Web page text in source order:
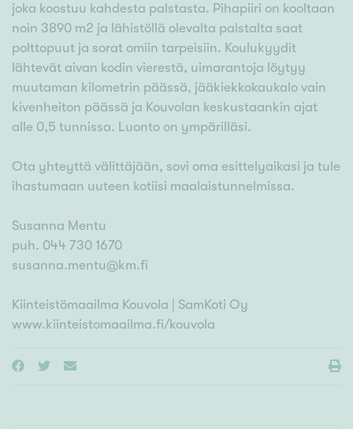
joka koostuu kahdesta palstasta. Pihapiiri on kooltaan
noin 3890 m2 ja lähistöllä olevalta palstalta saat
polttopuut ja sorat omiin tarpeisiin. Koulukyydit
lähtevät aivan kodin vierestä, uimarantoja löytyy
muutaman kilometrin päässä, jääkiekkokaukalo vain
kivenheiton päässä ja Kouvolan keskustaankin ajat
alle 0,5 tunnissa. Luonto on ympärilläsi.
Ota yhteyttä välittäjään, sovi oma esittelyaikasi ja tule
ihastumaan uuteen kotiisi maalaistunnelmissa.
Susanna Mentu
puh. 044 730 1670
susanna.mentu@km.fi
Kiinteistömaailma Kouvola | SamKoti Oy
www.kiinteistomaailma.fi/kouvola